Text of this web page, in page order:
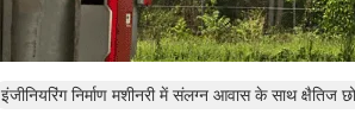
इंजीनियरिंग निर्माण मशीनरी में संलग्न आवास के साथ क्षैतिज